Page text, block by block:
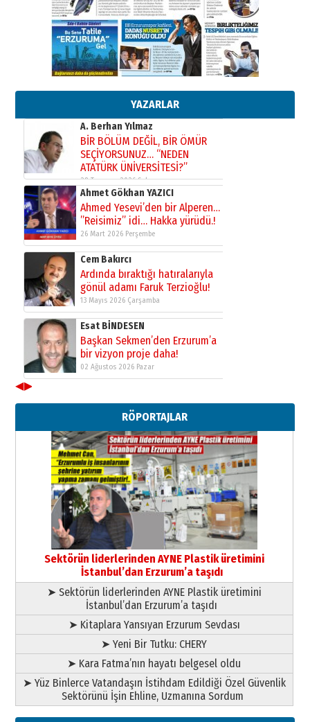
YAZARLAR
Murat Şahsuvaroğlu ERKON’da
çıtayı yukarı taşırken,
yönetimdekiler aşağı
çekmemeli!
17 Şubat 2026 SalıOrhan BOZKURT
Bir fotoğraf, bir şehir, bir
A. Berhan Yılmaz
BİR BÖLÜM DEĞİL, BİR ÖMÜR
SEÇİYORSUNUZ… “NEDEN
ATATÜRK ÜNİVERSİTESİ?”
28 Temmuz 2026 Salı
Ahmet Gökhan YAZICI
Ahmed Yesevi’den bir Alperen…
”Reisimiz” idi… Hakka yürüdü.!
26 Mart 2026 Perşembe
Cem Bakırcı
Ardında bıraktığı hatıralarıyla
gönül adamı Faruk Terzioğlu!
13 Mayıs 2026 Çarşamba
Esat BİNDESEN
Başkan Sekmen’den Erzurum’a
bir vizyon proje daha!
02 Ağustos 2026 Pazar
Erzurumspor’un köşe taşları
29 Haziran 2026 Pazartesi
Kenan GÜLERCİ
Murat Şahsuvaroğlu ERKON’da
çıtayı yukarı taşırken,
yönetimdekiler aşağı
çekmemeli!
17 Şubat 2026 SalıOrhan BOZKURT
Bir fotoğraf, bir şehir, bir
gazeteci… Dizginler kimin
elinde?
A. Berhan Yılmaz
BİR BÖLÜM DEĞİL, BİR ÖMÜR
SEÇİYORSUNUZ… “NEDEN
ATATÜRK ÜNİVERSİTESİ?”
28 Temmuz 2026 Salı
Ahmet Gökhan YAZICI
Ahmed Yesevi’den bir Alperen…
”Reisimiz” idi… Hakka yürüdü.!
26 Mart 2026 Perşembe
◀▶
RÖPORTAJLAR
Sektörün liderlerinden AYNE Plastik üretimini
İstanbul’dan Erzurum’a taşıdı
➤ Sektörün liderlerinden AYNE Plastik üretimini
İstanbul’dan Erzurum’a taşıdı
➤ Kitaplara Yansıyan Erzurum Sevdası
➤ Yeni Bir Tutku: CHERY
➤ Kara Fatma’nın hayatı belgesel oldu
➤ Yüz Binlerce Vatandaşın İstihdam Edildiği Özel Güvenlik
Sektörünü İşin Ehline, Uzmanına Sordum